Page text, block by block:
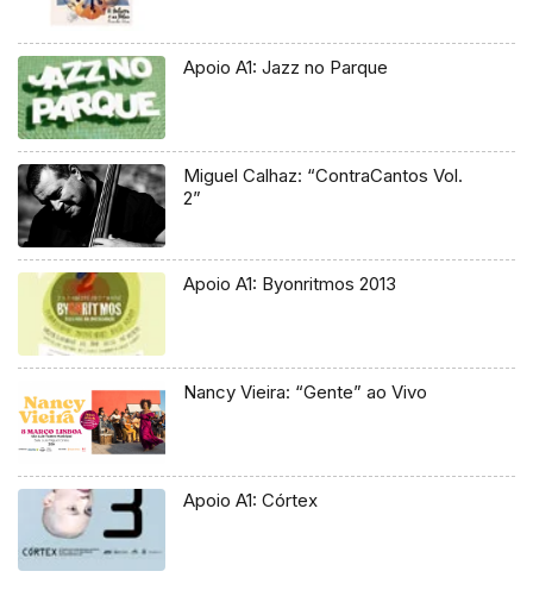
Apoio A1: Jazz no Parque
Miguel Calhaz: “ContraCantos Vol.
2”
Apoio A1: Byonritmos 2013
Nancy Vieira: “Gente” ao Vivo
Apoio A1: Córtex